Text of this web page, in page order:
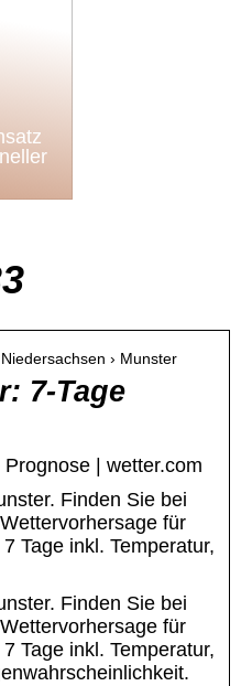
› Munster
7-Tage
| wetter.com
Finden Sie bei
für
Tage inkl. Temperatur,
Finden Sie bei
für
Tage inkl. Temperatur,